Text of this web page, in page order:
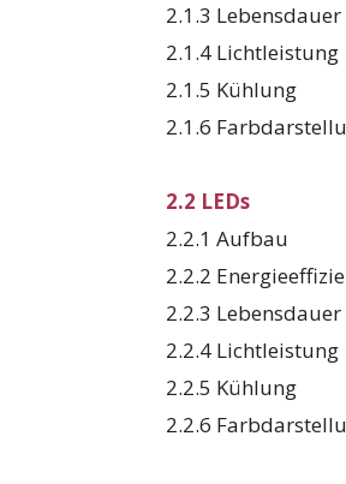
2.1.3 Lebensdauer
2.1.4 Lichtleistung
2.1.5 Kühlung
2.1.6
2.2 LEDs
2.2.1 Aufbau
2.2.2
2.2.3 Lebensdauer
2.2.4 Lichtleistung
2.2.5 Kühlung
2.2.6